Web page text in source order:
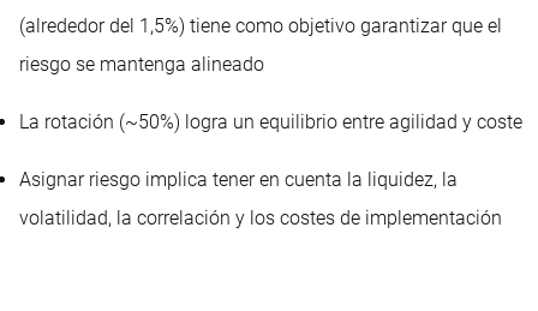
(alrededor del 1,5%) tiene como objetivo garantizar que el
riesgo se mantenga alineado
La rotación (~50%) logra un equilibrio entre agilidad y coste
Asignar riesgo implica tener en cuenta la liquidez, la
volatilidad, la correlación y los costes de implementación